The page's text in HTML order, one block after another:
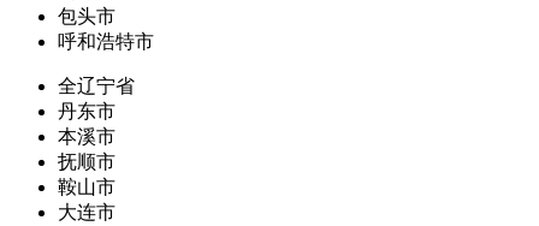
包头市
呼和浩特市
全辽宁省
丹东市
本溪市
抚顺市
鞍山市
大连市